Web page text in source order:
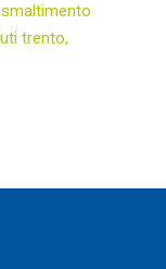
smaltimento
trento,